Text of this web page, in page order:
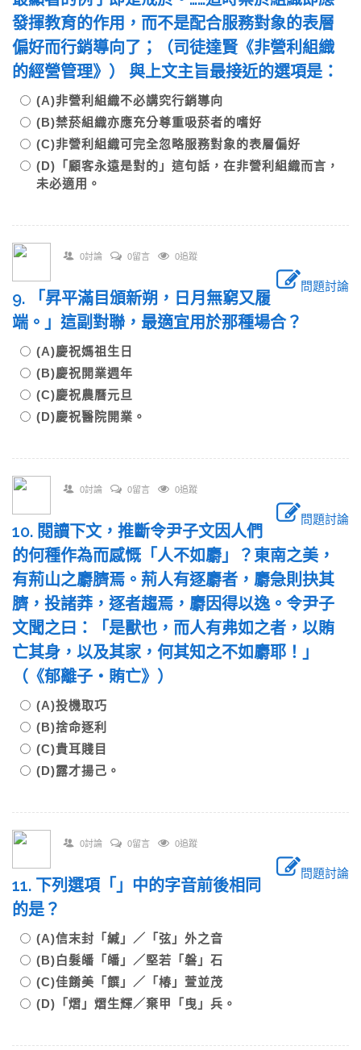
發揮教育的作用，而不是配合服務對象的表層
偏好而行銷導向了；（司徒達賢《非營利組織
的經營管理》） 與上文主旨最接近的選項是：
(A)非營利組織不必講究行銷導向
(B)禁菸組織亦應充分尊重吸菸者的嗜好
(C)非營利組織可完全忽略服務對象的表層偏好
(D)「顧客永遠是對的」這句話，在非營利組織而言，
未必適用。
0討論 0留言 0追蹤
問題討論
9. 「昇平滿目頒新朔，日月無窮又履
端。」這副對聯，最適宜用於那種場合？
(A)慶祝媽祖生日
(B)慶祝開業週年
(C)慶祝農曆元旦
(D)慶祝醫院開業。
0討論 0留言 0追蹤
問題討論
10. 閱讀下文，推斷令尹子文因人們
的何種作為而感慨「人不如麝」？東南之美，
有荊山之麝臍焉。荊人有逐麝者，麝急則抉其
臍，投諸莽，逐者趨焉，麝因得以逸。令尹子
文聞之曰：「是獸也，而人有弗如之者，以賄
亡其身，以及其家，何其知之不如麝耶！」
（《郁離子‧賄亡》）
(A)投機取巧
(B)捨命逐利
(C)貴耳賤目
(D)露才揚己。
0討論 0留言 0追蹤
問題討論
11. 下列選項「」中的字音前後相同
的是？
(A)信末封「緘」／「弦」外之音
(B)白髮皤「皤」／堅若「磐」石
(C)佳餚美「饌」／「椿」萱並茂
(D)「熠」熠生輝／棄甲「曳」兵。